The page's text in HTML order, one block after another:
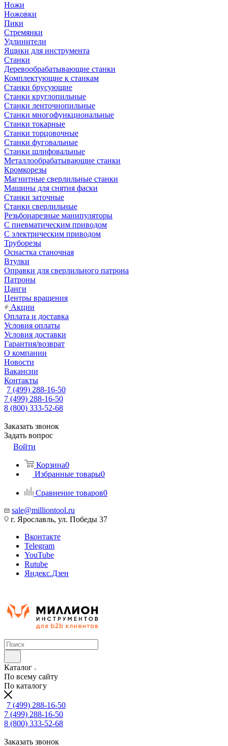
Ножи
Ножовки
Пики
Стремянки
Удлинители
Ящики для инструмента
Станки
Деревообрабатывающие станки
Комплектующие к станкам
Станки брусующие
Станки круглопильные
Станки ленточнопильные
Станки многофункциональные
Станки токарные
Станки торцовочные
Станки фуговальные
Станки шлифовальные
Металлообрабатывающие станки
Кромкорезы
Магнитные сверлильные станки
Машины для снятия фаски
Станки заточные
Станки сверлильные
Резьбонарезные манипуляторы
С пневматическим приводом
С электрическим приводом
Труборезы
Оснастка станочная
Втулки
Оправки для сверлильного патрона
Патроны
Цанги
Центры вращения
Акции
Оплата и доставка
Условия оплаты
Условия доставки
Гарантия/возврат
О компании
Новости
Вакансии
Контакты
7 (499) 288-16-50
7 (499) 288-16-50
8 (800) 333-52-68
Заказать звонок
Задать вопрос
Войти
Корзина0
Избранные товары0
Сравнение товаров0
sale@milliontool.ru
г. Ярославль, ул. Победы 37
Вконтакте
Telegram
YouTube
Rutube
Яндекс.Дзен
Каталог
По всему сайту
По каталогу
7 (499) 288-16-50
7 (499) 288-16-50
8 (800) 333-52-68
Заказать звонок